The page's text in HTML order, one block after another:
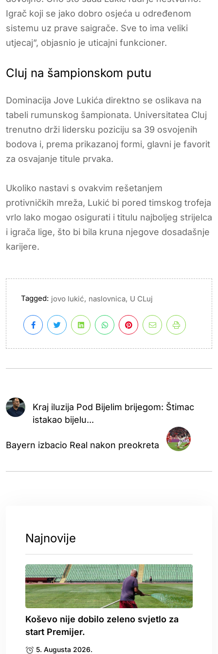
Igrač koji se jako dobro osjeća u određenom
sistemu uz prave saigrače. Sve to ima veliki
utjecaj”, objasnio je uticajni funkcioner.
Cluj na šampionskom putu
Dominacija Jove Lukića direktno se oslikava na
tabeli rumunskog šampionata. Universitatea Cluj
trenutno drži lidersku poziciju sa 39 osvojenih
bodova i, prema prikazanoj formi, glavni je favorit
za osvajanje titule prvaka.
Ukoliko nastavi s ovakvim rešetanjem
protivničkih mreža, Lukić bi pored timskog trofeja
vrlo lako mogao osigurati i titulu najboljeg strijelca
i igrača lige, što bi bila kruna njegove dosadašnje
karijere.
Tagged: jovo lukić, naslovnica, U CLuj
Kraj iluzija Pod Bijelim brijegom: Štimac
istakao bijelu...
Bayern izbacio Real nakon preokreta
Najnovije
Koševo nije dobilo zeleno svjetlo za
start Premijer.
5. Augusta 2026.